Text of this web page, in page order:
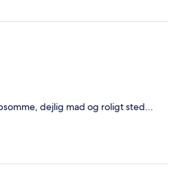
dejlig mad og roligt sted...